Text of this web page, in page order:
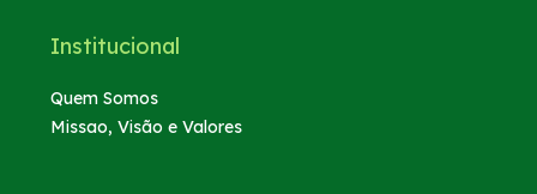
Institucional
Quem Somos
Missao, Visão e Valores